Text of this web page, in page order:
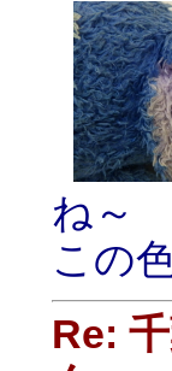
ね～
この
Re: